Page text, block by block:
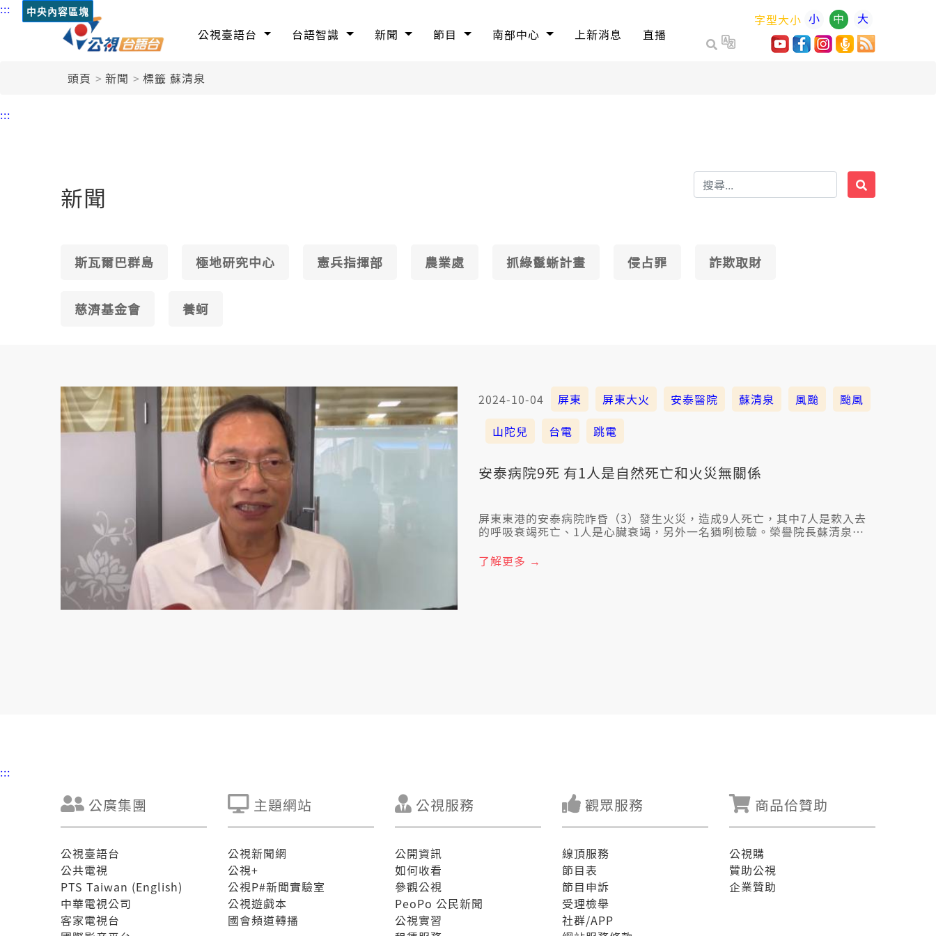
::: 中央內容區塊
公視臺語台 台語智識 新聞 節目 南部中心 上新消息 直播
字型大小 小 中 大
頭頁 新聞 標籤 蘇清泉
:::
新聞
斯瓦爾巴群島 極地研究中心 憲兵指揮部 農業處 抓綠鬣蜥計畫 侵占罪 詐欺取財
慈濟基金會 養蚵
2024-10-04 屏東 屏東大火 安泰醫院 蘇清泉 風颱
颱風
山陀兒
台電 跳電
安泰病院9死 有1人是自然死亡和火災無關係
屏東東港的安泰病院昨昏（3）發生火災，造成9人死亡，其中7人是欶入去
的呼吸衰竭死亡、1人是心臟衰竭，另外一名猶咧檢驗。榮譽院長蘇清泉昨
電正常，設備無損害。蘇清泉今仔日（4）煞改喙，講病院會擔起責任。
了解更多 →
:::
公廣集團
公視臺語台
公共電視
PTS Taiwan (English)
中華電視公司
客家電視台
主題網站
公視新聞網
公視+
公視P#新聞實驗室
公視遊戲本
國會頻道轉播
公視服務
公開資訊
如何收看
參觀公視
PeoPo 公民新聞
公視實習
觀眾服務
線頂服務
節目表
節目申訴
受理檢舉
社群/APP
商品佮贊助
公視購
贊助公視
企業贊助